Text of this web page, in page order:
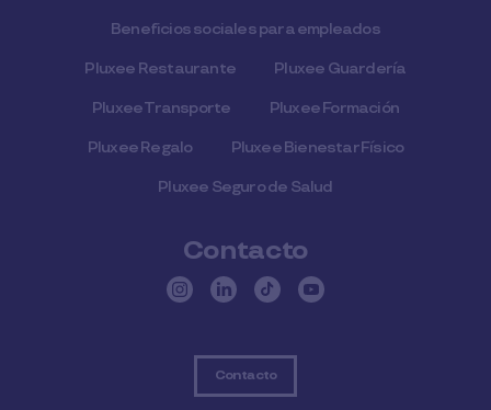
Beneficios sociales para empleados
Pluxee Restaurante Pluxee Guardería
Pluxee Transporte Pluxee Formación
Pluxee Regalo Pluxee Bienestar Físico
Pluxee Seguro de Salud
Contacto
Contacto